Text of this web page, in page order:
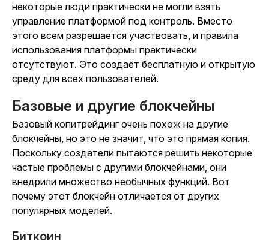
некоторые люди практически не могли взять
управление платформой под контроль. Вместо
этого всем разрешается участвовать, и правила
использования платформы практически
отсутствуют. Это создаёт бесплатную и открытую
среду для всех пользователей.
Базовые и другие блокчейны
Базовый копитрейдинг очень похож на другие
блокчейны, но это не значит, что это прямая копия.
Поскольку создатели пытаются решить некоторые
частые проблемы с другими блокчейнами, они
внедрили множество необычных функций. Вот
почему этот блокчейн отличается от других
популярных моделей.
Биткоин